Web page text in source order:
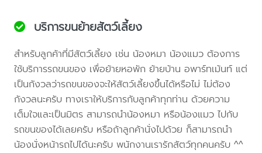
บริการขนย้ายสัตว์เลี้ยง
สำหรับลูกค้าที่มีสัตว์เลี้ยง เช่น น้องหมา น้องแมว ต้องการ
ใช้บริการรถขนของ เพื่อย้ายหอพัก ย้ายบ้าน อพาร์ทเม้นท์ แต่
เป็นกังวลว่ารถขนของจะให้สัตว์เลี้ยงขึ้นได้หรือไม่ ไม่ต้อง
กังวลนะครับ ทางเราให้บริการกับลูกค้าทุกท่าน ด้วยความ
เต็มใจและเป็นมิตร สามารถนำน้องหมา หรือน้องแมว ไปกับ
รถขนของได้เลยครับ หรือถ้าลูกค้านั่งไปด้วย ก็สามารถนำ
น้องนั่งหน้ารถไปได้นะครับ พนักงานเรารักสัตว์ทุกคนครับ ^^